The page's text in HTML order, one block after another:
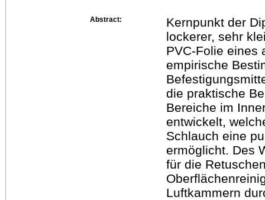
Abstract:
Kernpunkt der
lockerer, sehr
PVC-Folie eines
empirische
die praktische
Bereiche im
entwickelt,
Schlauch eine
ermöglicht. Des
für die
Luftkammern